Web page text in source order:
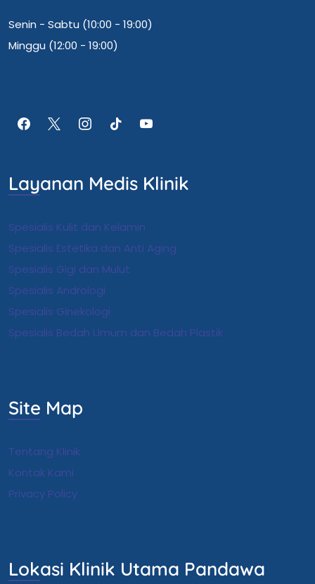
Senin - Sabtu (10:00 - 19:00)
Minggu (12:00 - 19:00)
Layanan Medis Klinik
Spesialis Kulit dan Kelamin
Spesialis Estetika dan Anti Aging
Spesialis Gigi dan Mulut
Spesialis Andrologi
Spesialis Ginekologi
Spesialis Bedah Umum dan Bedah Plastik
Site Map
Tentang Klinik
Kontak Kami
Privacy Policy
Lokasi Klinik Utama Pandawa